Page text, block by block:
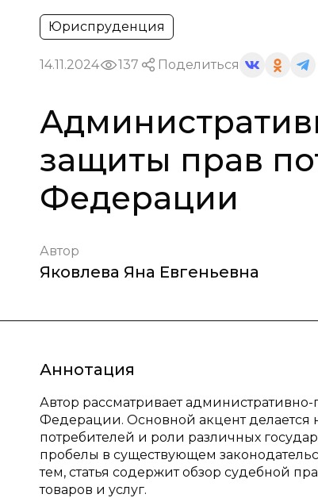
Юриспруденция
14.11.2024 137 Поделиться
защиты прав
Федерации
Автор
Яковлева Яна Евгеньевна
Аннотация
Автор рассматривает
Федерации. Основной акцент делается
потребителей и роли различных
пробелы в существующем
тем, статья содержит обзор судебной
товаров и услуг.